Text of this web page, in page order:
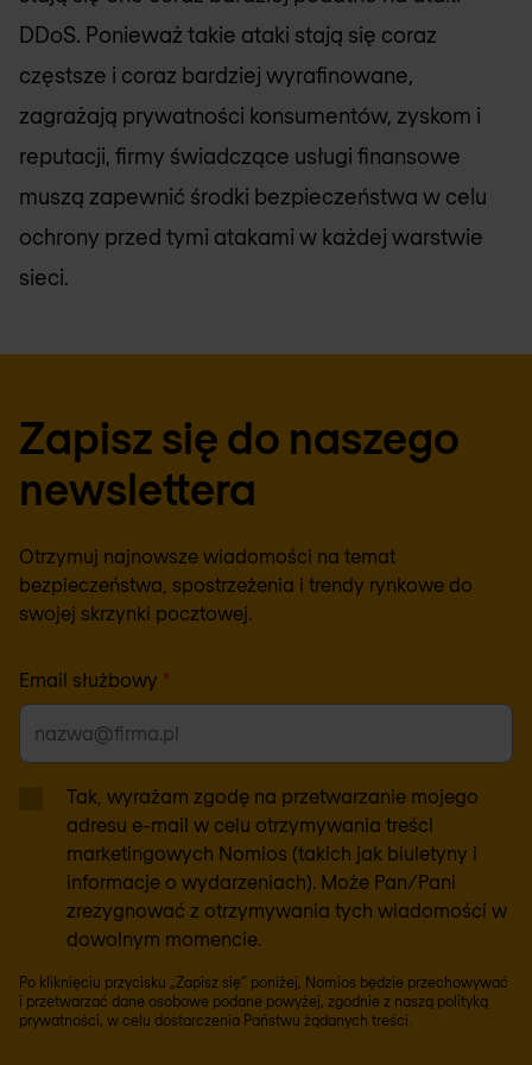
DDoS. Ponieważ takie ataki stają się coraz
częstsze i coraz bardziej wyrafinowane,
zagrażają prywatności konsumentów, zyskom i
reputacji, firmy świadczące usługi finansowe
muszą zapewnić środki bezpieczeństwa w celu
ochrony przed tymi atakami w każdej warstwie
sieci.
Zapisz się do naszego
newslettera
Otrzymuj najnowsze wiadomości na temat
bezpieczeństwa, spostrzeżenia i trendy rynkowe do
swojej skrzynki pocztowej.
Email służbowy *
Tak, wyrażam zgodę na przetwarzanie mojego
adresu e-mail w celu otrzymywania treści
marketingowych Nomios (takich jak biuletyny i
informacje o wydarzeniach). Może Pan/Pani
zrezygnować z otrzymywania tych wiadomości w
dowolnym momencie.
Po kliknięciu przycisku „Zapisz się” poniżej, Nomios będzie przechowywać
i przetwarzać dane osobowe podane powyżej, zgodnie z naszą polityką
prywatności, w celu dostarczenia Państwu żądanych treści.